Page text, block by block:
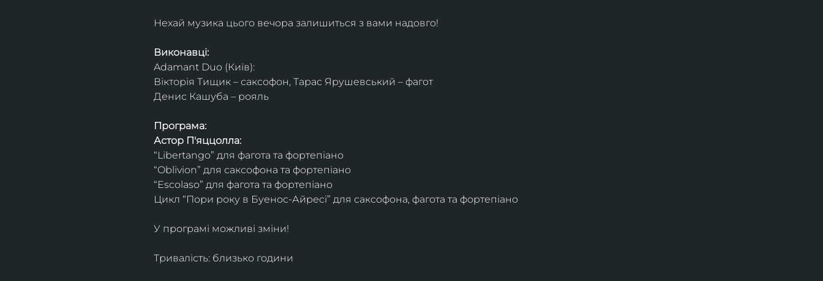
Нехай музика цього вечора залишиться з вами надовго!
Виконавці:
Adamant Duo (Київ):
Вікторія Тищик – саксофон, Тарас Ярушевський – фагот
Денис Кашуба – рояль
Програма:
Астор П'яццолла:
“Libertango” для фагота та фортепіано
“Oblivion” для саксофона та фортепіано
“Escolaso” для фагота та фортепіано
Цикл “Пори року в Буенос-Айресі” для саксофона, фагота та фортепіано
У програмі можливі зміни!
Тривалість: близько години